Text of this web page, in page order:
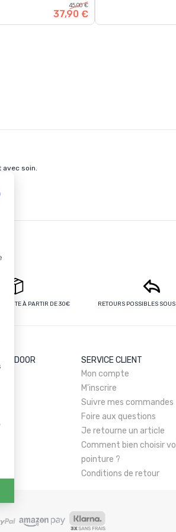
45,00 €
37,90 €
avec soin.
À PARTIR DE 30€ RETOURS POSSIBLES
SERVICE CLIENT
Mon compte
M'inscrire
Suivre mes commandes
Foire aux questions
Je retourne un article
Comment bien choisir
pointure ?
Conditions de retour